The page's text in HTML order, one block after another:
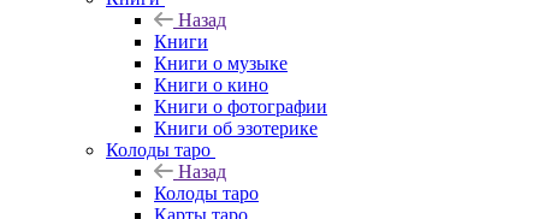
Назад
Книги
Книги о музыке
Книги о кино
Книги о фотографии
Книги об эзотерике
Колоды таро
Назад
Колоды таро
Карты таро